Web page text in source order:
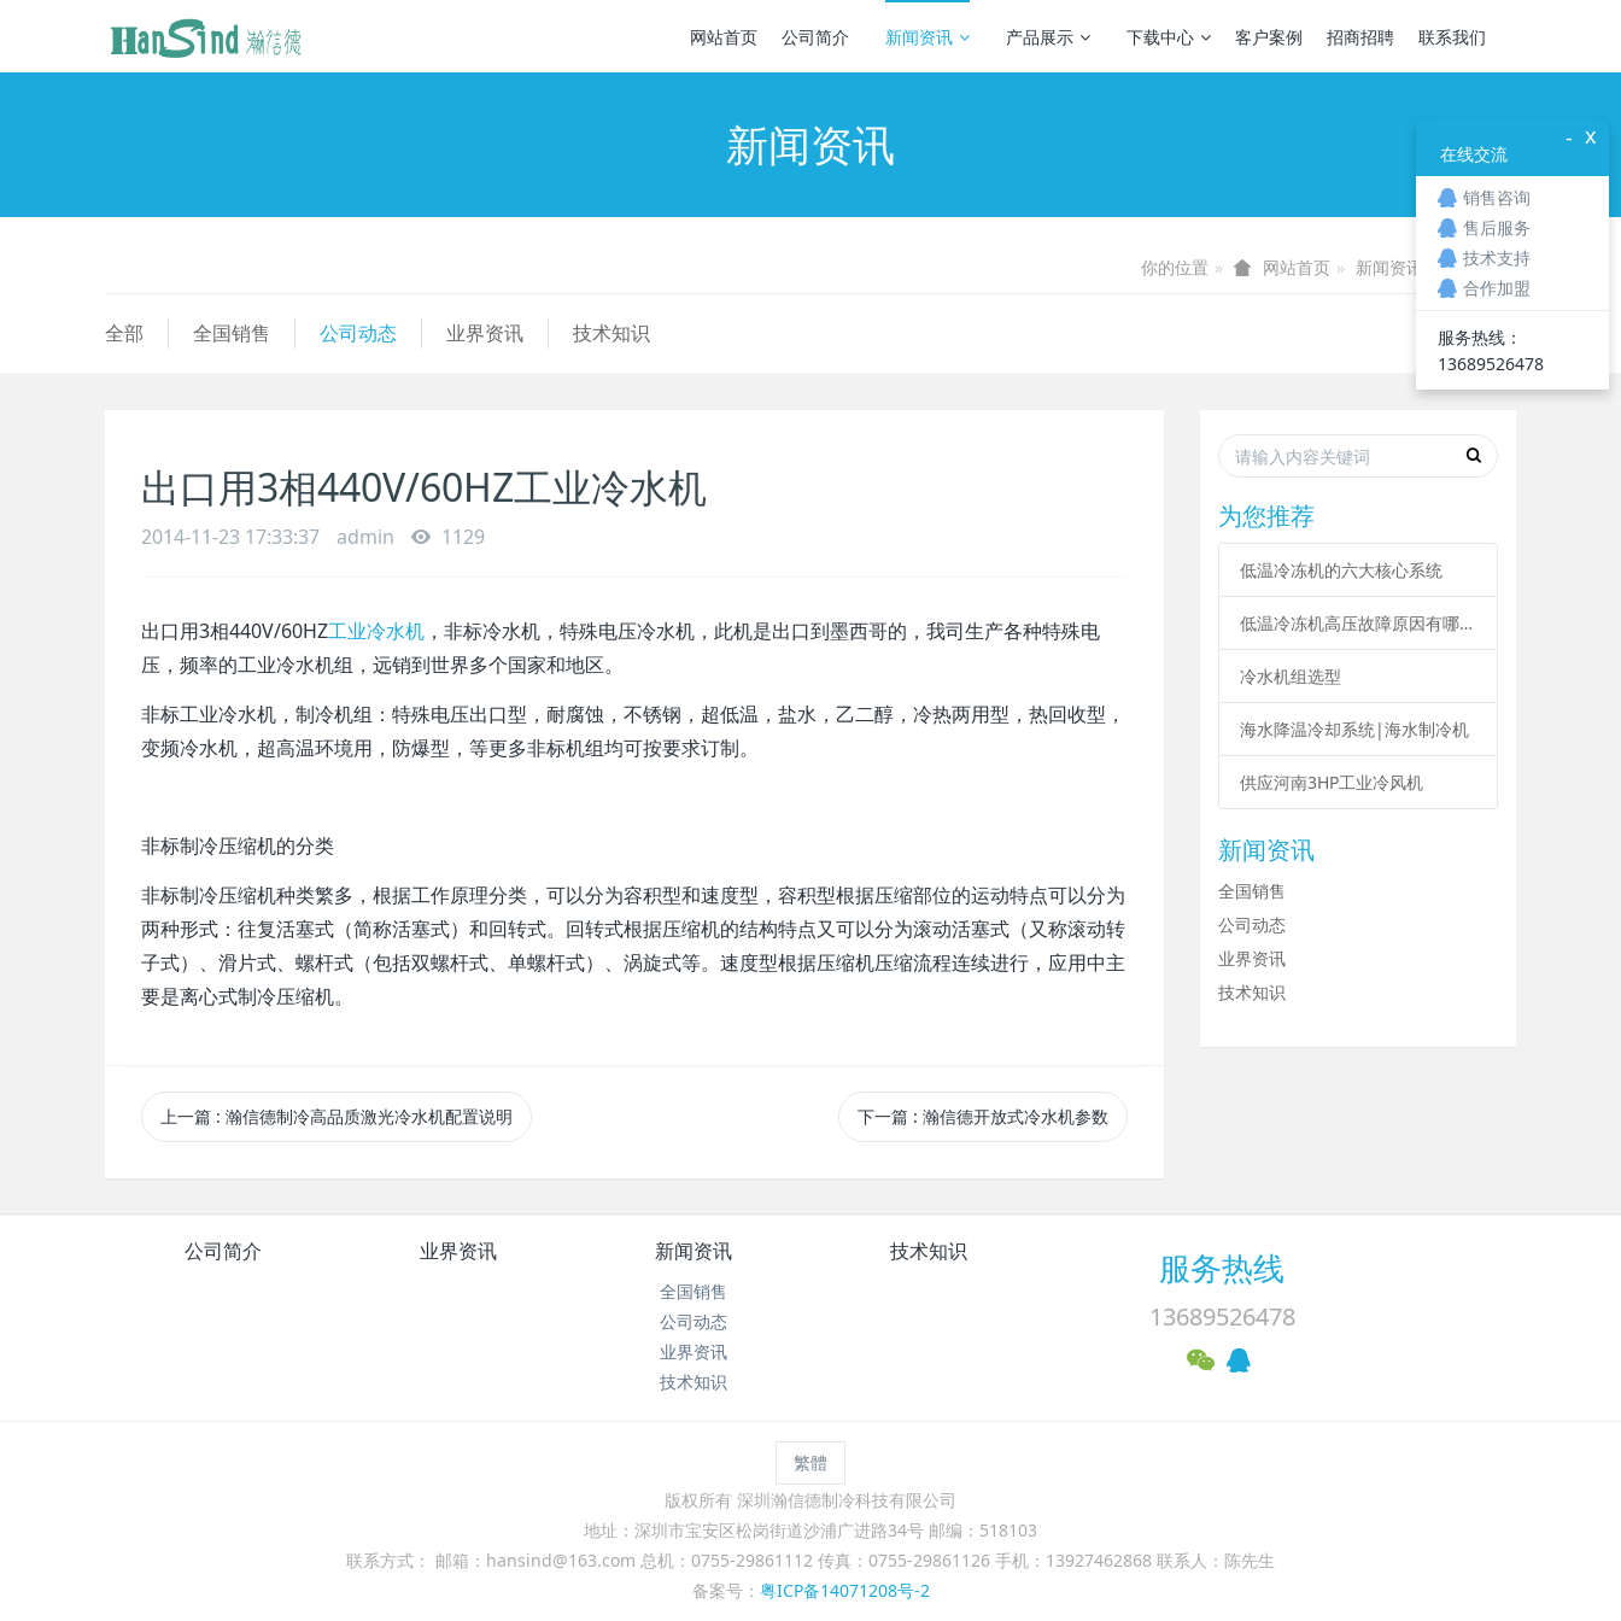
网站首页 公司简介 新闻资讯 产品展示 下载中心 客户案例 招商招聘 联系我们
新闻资讯
你的位置 网站首页 新闻资讯 公司动态
全部 全国销售 公司动态 业界资讯 技术知识
出口用3相440V/60HZ工业冷水机
2014-11-23 17:33:37 admin 1129
出口用3相440V/60HZ工业冷水机 ，非标冷水机，特殊电压冷水机，此机是出口到墨西哥的，我司生产各种特殊电
压，频率的工业冷水机组，远销到世界多个国家和地区。
非标工业冷水机，制冷机组：特殊电压出口型，耐腐蚀，不锈钢，超低温，盐水，乙二醇，冷热两用型，热回收型，
变频冷水机，超高温环境用，防爆型，等更多非标机组均可按要求订制。
非标制冷压缩机的分类
非标制冷压缩机种类繁多，根据工作原理分类，可以分为容积型和速度型，容积型根据压缩部位的运动特点可以分为
两种形式：往复活塞式（简称活塞式）和回转式。回转式根据压缩机的结构特点又可以分为滚动活塞式（又称滚动转
子式）、滑片式、螺杆式（包括双螺杆式、单螺杆式）、涡旋式等。速度型根据压缩机压缩流程连续进行，应用中主
要是离心式制冷压缩机。
上一篇 : 瀚信德制冷高品质激光冷水机配置说明 下一篇 : 瀚信德开放式冷水机参数
为您推荐
低温冷冻机的六大核心系统
低温冷冻机高压故障原因有哪些？
冷水机组选型
海水降温冷却系统|海水制冷机
供应河南3HP工业冷风机
新闻资讯
全国销售
公司动态
业界资讯
技术知识
公司简介 业界资讯 新闻资讯
全国销售
公司动态
业界资讯
技术知识
技术知识 服务热线
13689526478
繁體
版权所有 深圳瀚信德制冷科技有限公司
地址：深圳市宝安区松岗街道沙浦广进路34号 邮编：518103
联系方式： 邮箱：hansind@163.com 总机：0755-29861112 传真：0755-29861126 手机：13927462868 联系人：陈先生
备案号： 粤ICP备14071208号-2
x
-
在线交流
销售咨询
售后服务
技术支持
合作加盟
服务热线：
13689526478